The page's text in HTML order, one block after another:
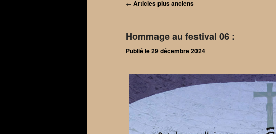
Navigation
← Articles plus anciens
Hommage au festival 06 :
Publié le29 décembre 2024